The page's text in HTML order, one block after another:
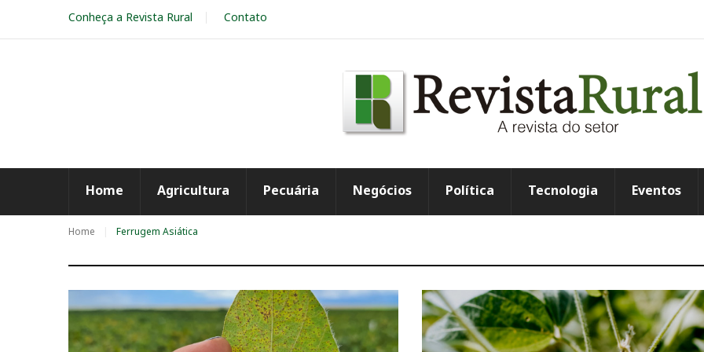
i
e
Conheça a Revista Rural Contato
Home Agricultura Pecuária Negócios Política Tecnologia Eventos
Home Ferrugem Asiática
T